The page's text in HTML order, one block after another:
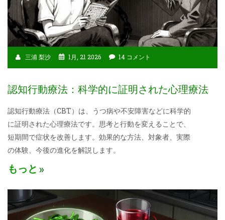
三浦 梨沙 1月, 21 2026 14 コメント
認知行動療法：科学的に証明された心理療法
認知行動療法（CBT）は、うつ病や不安障害などに科学的
に証明された心理療法です。思考と行動を変えることで、
短期間で症状を改善します。効果的な方法、対象者、実際
の体験、今後の進化を解説します。
もっと